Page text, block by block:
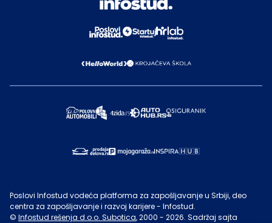
Poslovi Infostud vodeća platforma za zapošljavanje u Srbiji, deo
centra za zapošljavanje i razvoj karijere - Infostud.
© Infostud rešenja d.o.o. Subotica, 2000 - 2026. Sadržaj sajta